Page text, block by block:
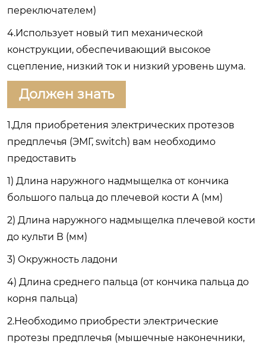
переключателем)
4.Использует новый тип механической
конструкции, обеспечивающий высокое
сцепление, низкий ток и низкий уровень шума.
Должен знать
1.Для приобретения электрических протезов
предплечья (ЭМГ, switch) вам необходимо
предоставить
1) Длина наружного надмыщелка от кончика
большого пальца до плечевой кости А (мм)
2) Длина наружного надмыщелка плечевой кости
до культи В (мм)
3) Окружность ладони
4) Длина среднего пальца (от кончика пальца до
корня пальца)
2.Необходимо приобрести электрические
протезы предплечья (мышечные наконечники,